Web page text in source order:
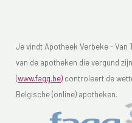
Je vindt Apotheek Verbeke - Van
van de apotheken die vergund
(www.fagg.be) controleert de
Belgische (online) apotheken.